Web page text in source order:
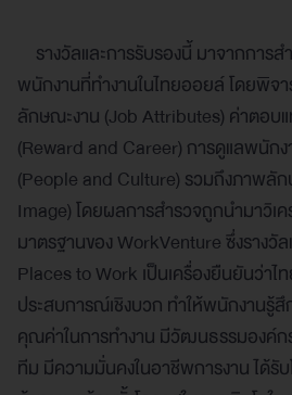
รางวัลและการรับรองนี้ มาจากการ
พนักงานที่ทำงานในไทยออยล์ โดยพิจ
ลักษณะงาน (Job Attributes) ค่าตอบ
(Reward and Career) การดูแลพนัก
(People and Culture) รวมถึงภาพลั
Image) โดยผลการสำรวจถูกนำมาวิเ
มาตรฐานของ WorkVenture ซึ่งรางวั
Places to Work เป็นเครื่องยืนยันว่า
ประสบการณ์เชิงบวก ทำให้พนักงานรู้
คุณค่าในการทำงาน มีวัฒนธรรมองค์ก
ทีม มีความมั่นคงในอาชีพการงาน ได้รั